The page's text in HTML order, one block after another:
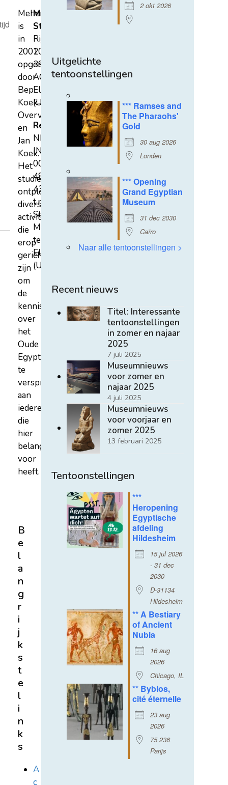
2 okt 2026
Uitgelichte
tentoonstellingen
*** Ramses and
The Pharaohs'
Gold
30 aug 2026
Londen
*** Opening
Grand Egyptian
Museum
31 dec 2030
Caïro
Naar alle tentoonstellingen >
Recent nieuws
Titel: Interessante
tentoonstellingen
in zomer en najaar
2025
7 juli 2025
Museumnieuws
voor zomer en
najaar 2025
4 juli 2025
Museumnieuws
voor voorjaar en
zomer 2025
13 februari 2025
Tentoonstellingen
***
Heropening
Egyptische
afdeling
Hildesheim
15 jul 2026
- 31 dec
2030
D-31134
Hildesheim
** A Bestiary
of Ancient
Nubia
16 aug
2026
Chicago, IL
** Byblos,
cité éternelle
23 aug
2026
75 236
Parijs
Mehen
is
in
2002
opgericht
door
Bep
Koek-
Overvest
en
Jan
Koek.
Het
studiecentrum
ontplooit
diverse
activiteiten
die
erop
gericht
zijn
om
de
kennis
over
het
Oude
Egypte
te
verspreiden
aan
iedereen
die
hier
belangstelling
voor
heeft.
Mehen
Studiecentrum
Rijksstraatweg
107A
3921
AC
Elst
(U)
Rekeningnummer
NL31
INGB
0007
4852
43
t.n.v.
Stichting
Mehen
te
Elst
(U)
B
e
l
a
n
g
r
i
j
k
s
t
e
l
i
n
k
s
A
c